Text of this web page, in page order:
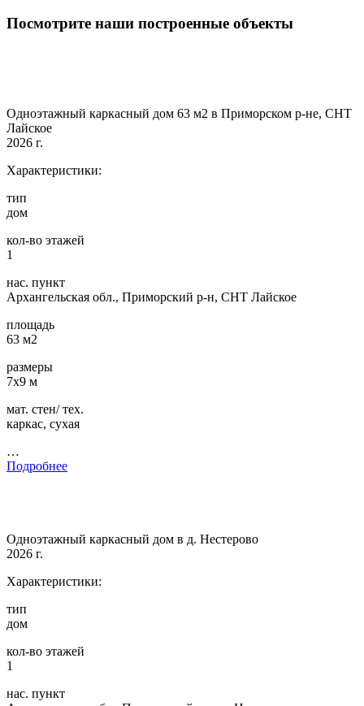
Посмотрите наши построенные объекты
Одноэтажный каркасный дом 63 м2 в Приморском р-не, СНТ
Лайское
2026 г.
Характеристики:
тип
дом
кол-во этажей
1
нас. пункт
Архангельская обл., Приморский р-н, СНТ Лайское
площадь
63 м2
размеры
7х9 м
мат. стен/ тех.
каркас, сухая
…
Подробнее
Одноэтажный каркасный дом в д. Нестерово
2026 г.
Характеристики:
тип
дом
кол-во этажей
1
нас. пункт